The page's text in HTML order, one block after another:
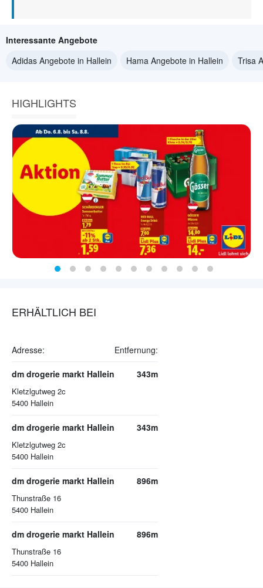
Interessante Angebote
Adidas Angebote in Hallein
Hama Angebote in Hallein Trisa
HIGHLIGHTS
ERHÄLTLICH BEI
Adresse: Entfernung:
dm drogerie markt Hallein
Kletzlgutweg 2c
5400 Hallein
343m
dm drogerie markt Hallein
Kletzlgutweg 2c
5400 Hallein
343m
dm drogerie markt Hallein
Thunstraße 16
5400 Hallein
896m
dm drogerie markt Hallein
Thunstraße 16
5400 Hallein
896m